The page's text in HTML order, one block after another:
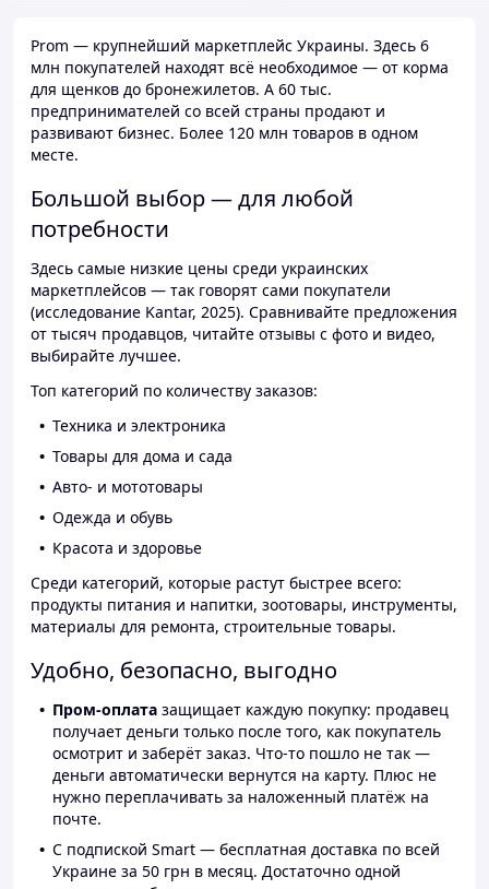
Prom — крупнейший маркетплейс Украины. Здесь 6
млн покупателей находят всё необходимое — от корма
для щенков до бронежилетов. А 60 тыс.
предпринимателей со всей страны продают и
развивают бизнес. Более 120 млн товаров в одном
месте.
Большой выбор — для любой
потребности
Здесь самые низкие цены среди украинских
маркетплейсов — так говорят сами покупатели
(исследование Kantar, 2025). Сравнивайте предложения
от тысяч продавцов, читайте отзывы с фото и видео,
выбирайте лучшее.
Топ категорий по количеству заказов:
Техника и электроника
Товары для дома и сада
Авто- и мототовары
Одежда и обувь
Красота и здоровье
Среди категорий, которые растут быстрее всего:
продукты питания и напитки, зоотовары, инструменты,
материалы для ремонта, строительные товары.
Удобно, безопасно, выгодно
Пром-оплата защищает каждую покупку: продавец
получает деньги только после того, как покупатель
осмотрит и заберёт заказ. Что-то пошло не так —
деньги автоматически вернутся на карту. Плюс не
нужно переплачивать за наложенный платёж на
почте.
С подпиской Smart — бесплатная доставка по всей
Украине за 50 грн в месяц. Достаточно одной